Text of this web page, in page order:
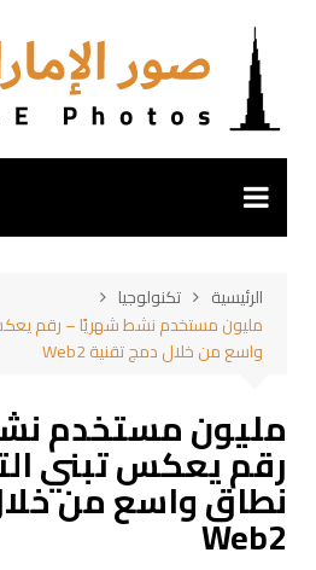
المحتوى
الرئيسية
تكنولوجيا
مليون مستخدم نشط شهريًا – رقم
واسع من خلال دمج تقنية Web2
مليون مستخدم
رقم يعكس تبني
نطاق واسع من
Web2